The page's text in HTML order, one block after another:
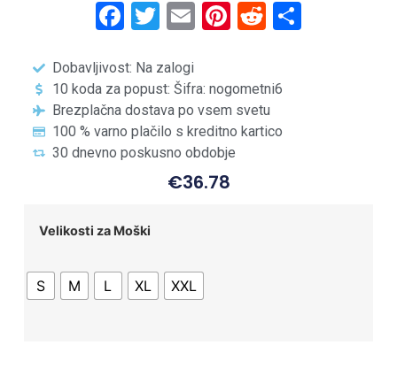
Facebook
Twitter
EmailPinterest
Reddit
Dobavljivost: Na zalogi
10 koda za popust: Šifra: nogometni6
Brezplačna dostava po vsem svetu
100 % varno plačilo s kreditno kartico
30 dnevno poskusno obdobje
€36.78
Velikosti za Moški
S M L XL XXL